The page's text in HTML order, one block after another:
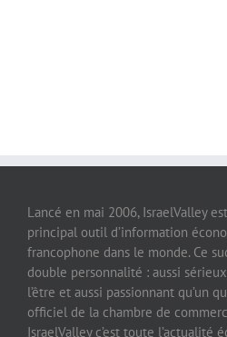
Lancé en mai 2006, IsraelValley
principal outil d’information
francophone dans le monde. Ce
double personnalité : aussi
l’être et aussi passionnant qu’un
officiel de la chambre de
IsraelValley c’est toute l’actualité